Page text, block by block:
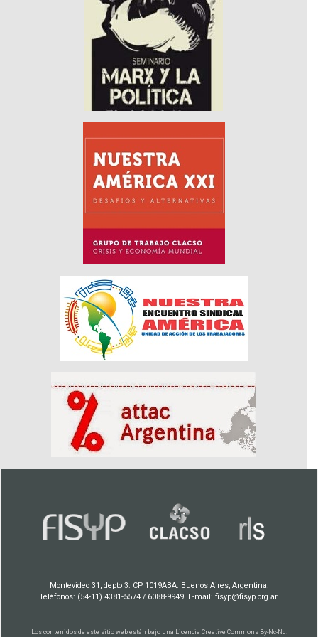
Montevideo 31, depto 3. CP 1019ABA. Buenos Aires, Argentina.
Teléfonos: (54-11) 4381-5574 / 6088-9949. E-mail: fisyp@fisyp.org.ar.
Los contenidos de este sitio web están bajo una Licencia Creative Commons By-Nc-Nd .